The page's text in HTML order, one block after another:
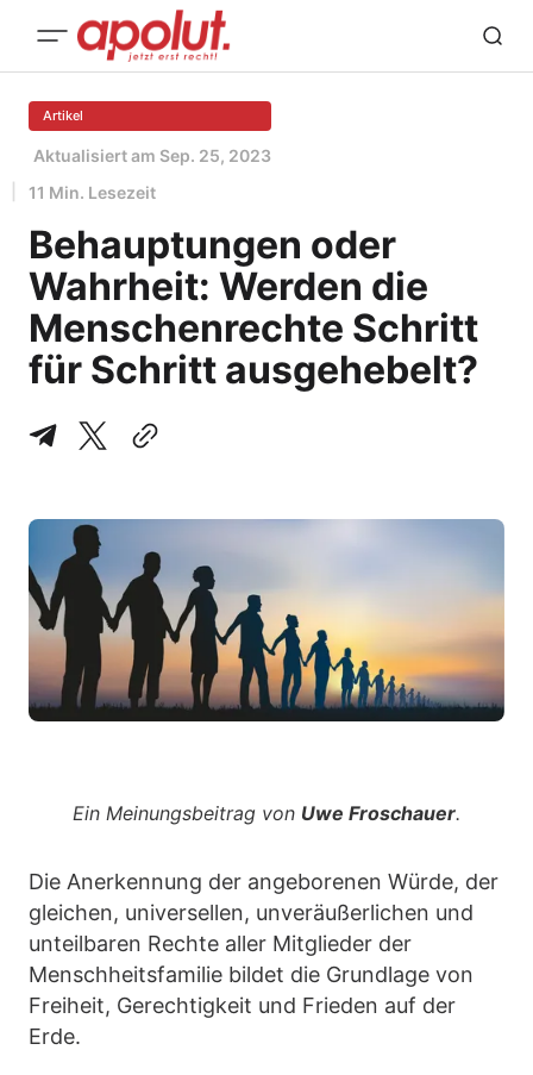
Artikel
Aktualisiert am Sep. 25, 2023
11 Min. Lesezeit
Behauptungen oder
Wahrheit: Werden die
Menschenrechte Schritt
für Schritt ausgehebelt?
Ein Meinungsbeitrag von Uwe Froschauer.
Die Anerkennung der angeborenen Würde, der
gleichen, universellen, unveräußerlichen und
unteilbaren Rechte aller Mitglieder der
Menschheitsfamilie bildet die Grundlage von
Freiheit, Gerechtigkeit und Frieden auf der
Erde.